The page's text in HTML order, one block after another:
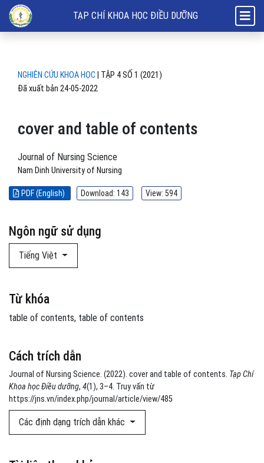
cover and table of contents
TẠP CHÍ KHOA HỌC ĐIỀU DƯỠNG
NGHIÊN CỨU KHOA HỌC TẬP 4 SỐ 1 (2021)
cover and table of contents
Đã xuất bản 24-05-2022
Journal of Nursing Science
Nam Dinh University of Nursing
PDF (English) Download: 143 View: 594
Ngôn ngữ sử dụng
Tiếng Việt
Cách trích dẫn
Journal of Nursing Science. (2022). cover and table of contents. Tạp Chí
Khoa học Điều dưỡng, 4(1), 3–4. Truy vấn từ
https://jns.vn/index.php/journal/article/view/485
Các định dạng trích dẫn khác
Từ khóa
table of contents table of contents